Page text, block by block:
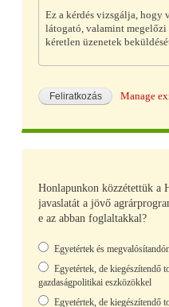
Ez a kérdés vizsgálja, hogy
látogató, valamint megelőzi
kéretlen üzenetek
Manage
Honlapunkon közzétettük a
javaslatát a jövő
e az abban foglaltakkal?
Választások
Egyetértek és
Egyetértek, de kiegészítendő
gazdaságpolitikai eszközökkel
Egyetértek, de kiegészítendő